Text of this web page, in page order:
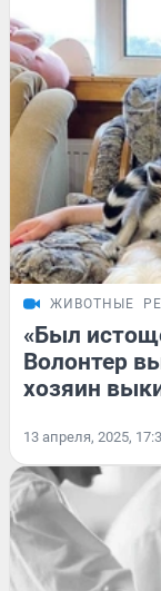
ЖИВОТНЫЕ
«Был
Волонтер
хозяин
13 апреля, 2025,